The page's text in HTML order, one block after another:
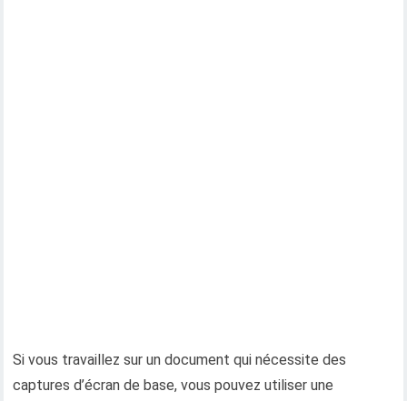
Si vous travaillez sur un document qui nécessite des
captures d’écran de base, vous pouvez utiliser une